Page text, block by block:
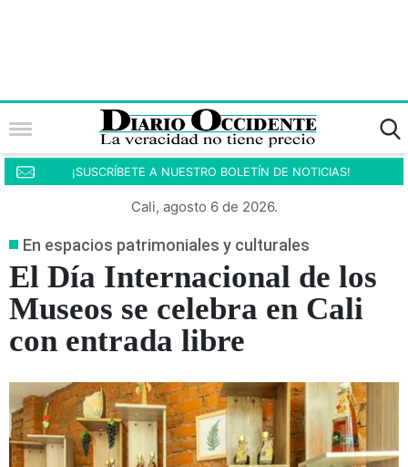
¡SUSCRÍBETE A NUESTRO BOLETÍN DE NOTICIAS!
Cali, agosto 6 de 2026.
En espacios patrimoniales y culturales
El Día Internacional de los
Museos se celebra en Cali
con entrada libre